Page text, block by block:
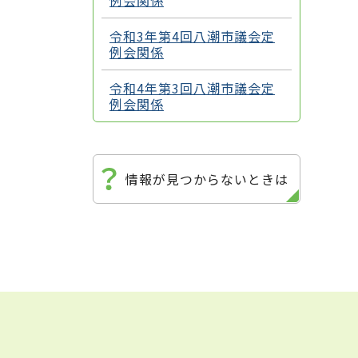
令和3年第4回八潮市議会定
例会関係
令和4年第3回八潮市議会定
例会関係
情報が見つからないときは